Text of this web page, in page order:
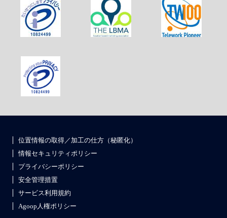
位置情報の取得／加工の仕方（秘匿化）
情報セキュリティポリシー
プライバシーポリシー
安全管理措置
サービス利用規約
Agoop人権ポリシー